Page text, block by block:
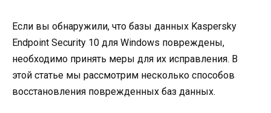
Если вы обнаружили, что базы данных Kaspersky
Endpoint Security 10 для Windows повреждены,
необходимо принять меры для их исправления. В
этой статье мы рассмотрим несколько способов
восстановления поврежденных баз данных.